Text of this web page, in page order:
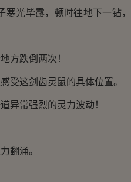
光毕露，顿时往地下一钻，
方跌倒两次！
这剑齿灵鼠的具体位置。
常强烈的灵力波动！
翻涌。